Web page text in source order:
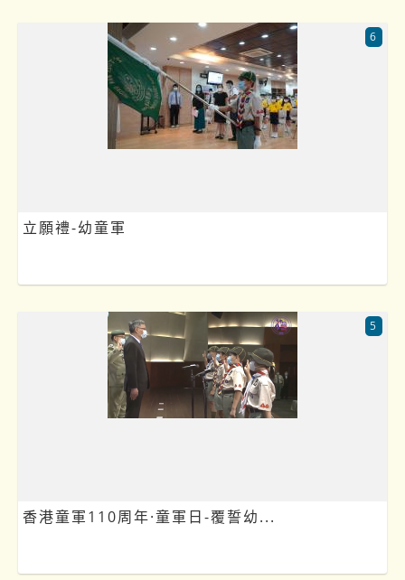
立願禮-幼童軍
6
香港童軍110周年·童軍日-覆誓幼...
5